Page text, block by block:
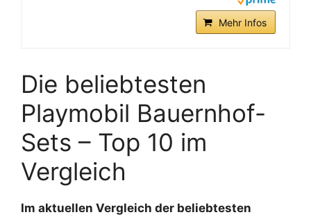
Mehr Infos
Die beliebtesten
Playmobil Bauernhof-
Sets – Top 10 im
Vergleich
Im aktuellen Vergleich der beliebtesten